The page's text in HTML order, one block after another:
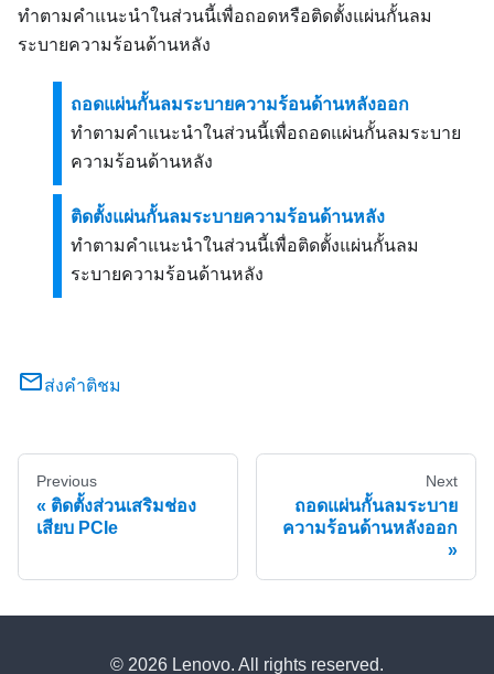
ทำตามคำแนะนำในส่วนนี้เพื่อถอดหรือติดตั้งแผ่นกั้นลม
ระบายความร้อนด้านหลัง
ถอดแผ่นกั้นลมระบายความร้อนด้านหลังออก
ทำตามคำแนะนำในส่วนนี้เพื่อถอดแผ่นกั้นลมระบาย
ความร้อนด้านหลัง
ติดตั้งแผ่นกั้นลมระบายความร้อนด้านหลัง
ทำตามคำแนะนำในส่วนนี้เพื่อติดตั้งแผ่นกั้นลม
ระบายความร้อนด้านหลัง
ส่งคำติชม
Previous
ติดตั้งส่วนเสริมช่อง
เสียบ PCIe
Next
ถอดแผ่นกั้นลมระบาย
ความร้อนด้านหลังออก
© 2026 Lenovo. All rights reserved.